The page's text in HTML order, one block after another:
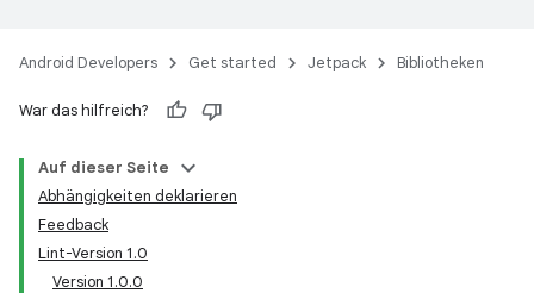
Android Developers Get started Jetpack Bibliotheken
War das hilfreich?
Auf dieser Seite
Abhängigkeiten deklarieren
Feedback
Lint-Version 1.0
Version 1.0.0